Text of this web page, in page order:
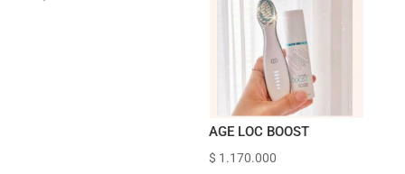
AGE LOC BOOST
$ 1.170.000